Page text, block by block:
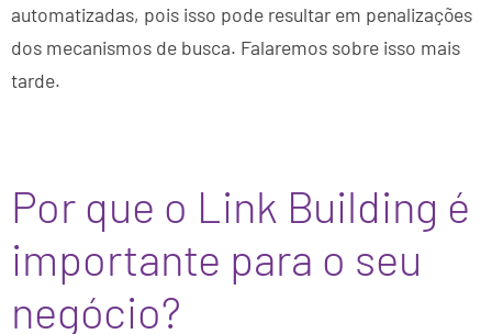
automatizadas, pois isso pode resultar em penalizações
dos mecanismos de busca. Falaremos sobre isso mais
tarde.
Por que o Link Building é
importante para o seu
negócio?